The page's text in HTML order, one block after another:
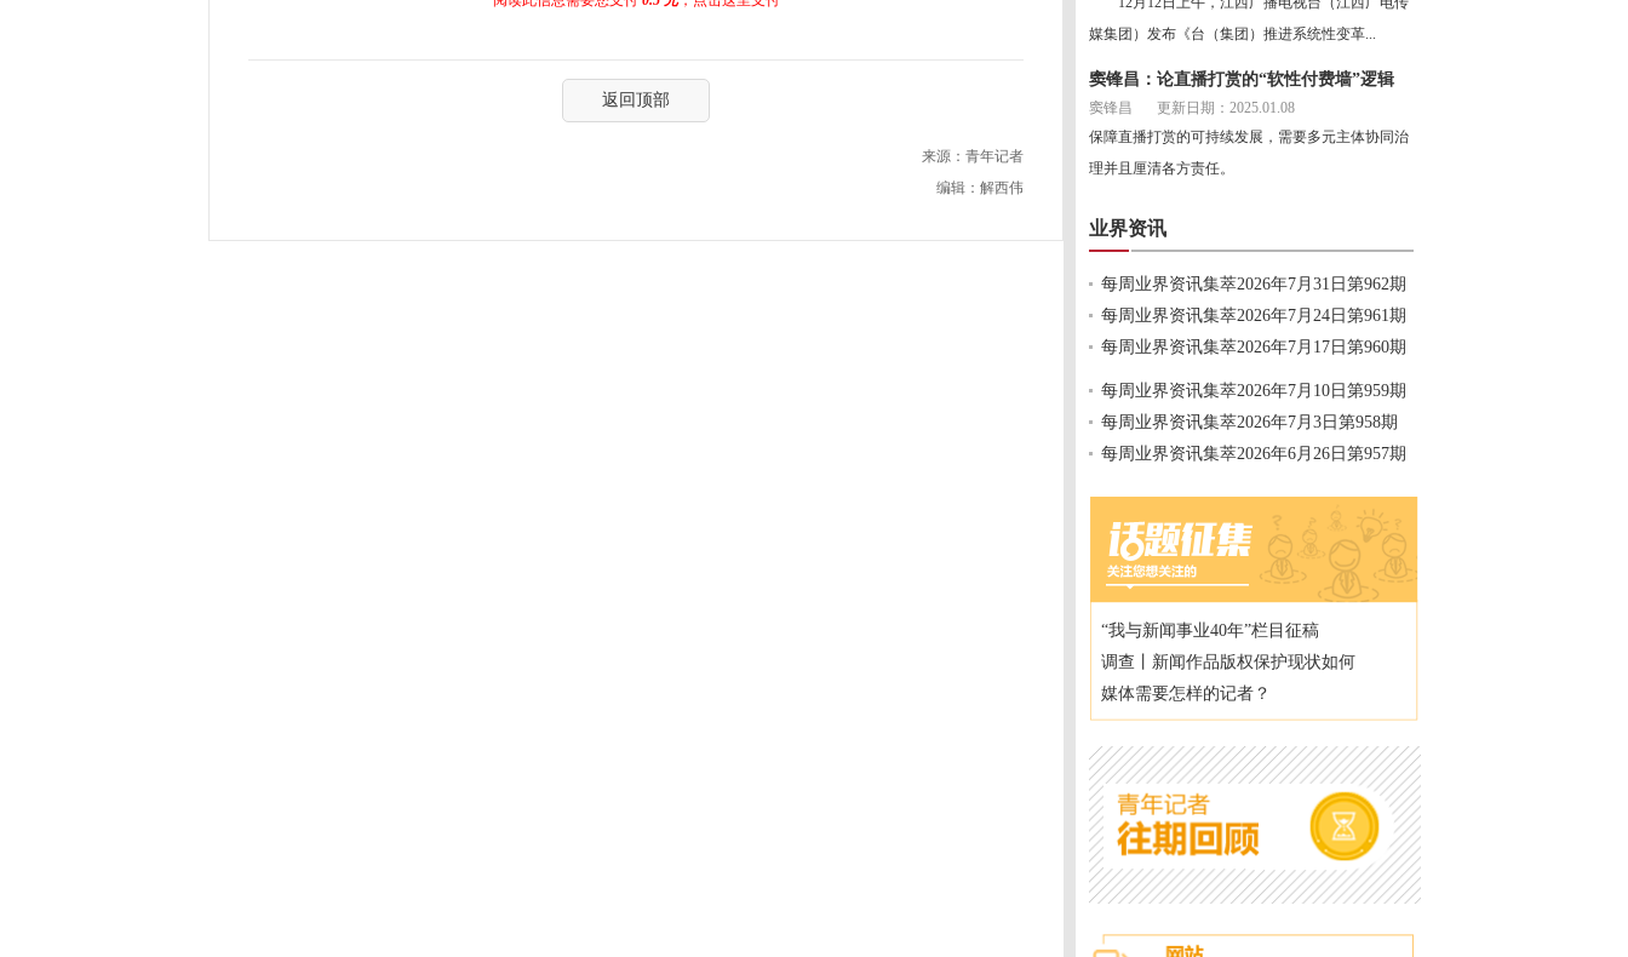
返回顶部
来源：青年记者
编辑：解西伟
媒集团）发布《台（集团）推进系统性变革...
窦锋昌：论直播打赏的“软性付费墙”逻辑
窦锋昌
更新日期：2025.01.08
保障直播打赏的可持续发展，需要多元主体协同治
理并且厘清各方责任。
业界资讯
每周业界资讯集萃2026年7月31日第962期
每周业界资讯集萃2026年7月24日第961期
每周业界资讯集萃2026年7月17日第960期
每周业界资讯集萃2026年7月10日第959期
每周业界资讯集萃2026年7月3日第958期
每周业界资讯集萃2026年6月26日第957期
“我与新闻事业40年”栏目征稿
调查丨新闻作品版权保护现状如何
媒体需要怎样的记者？